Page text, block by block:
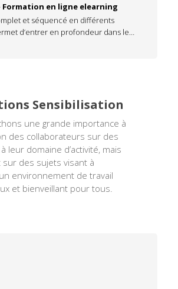
Formation en ligne elearning
et séquencé en différents
d’entrer en profondeur dans le…
Sensibilisation
une grande importance à
des collaborateurs sur des
leur domaine d’activité, mais
sur des sujets visant à
environnement de travail
et bienveillant pour tous.